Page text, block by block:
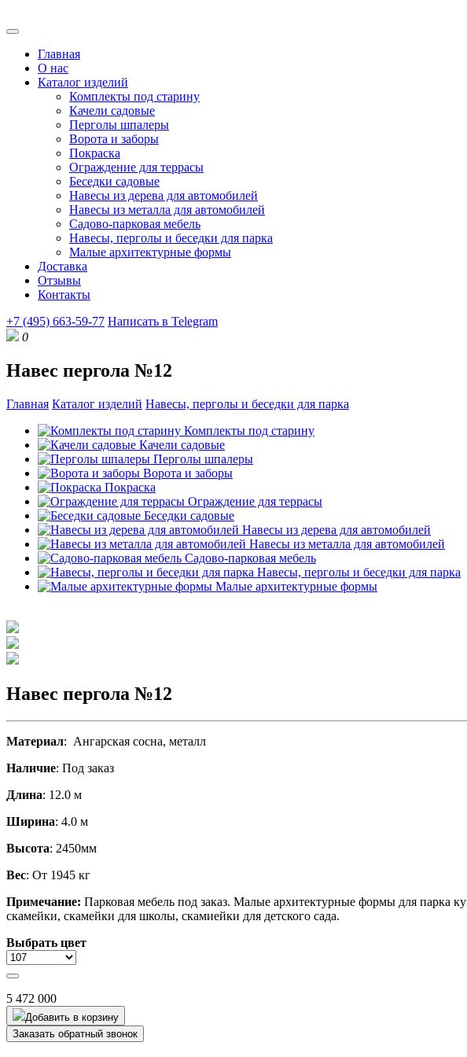
Главная
О нас
Каталог изделий
Комплекты под старину
Качели садовые
Перголы шпалеры
Ворота и заборы
Покраска
Ограждение для террасы
Беседки садовые
Навесы из дерева для автомобилей
Навесы из металла для автомобилей
Садово-парковая мебель
Навесы, перголы и беседки для парка
Малые архитектурные формы
Доставка
Отзывы
Контакты
+7 (495) 663-59-77 Написать в Telegram
0
Навес пергола №12
Главная Каталог изделий Навесы, перголы и беседки для парка
Комплекты под старину
Качели садовые
Перголы шпалеры
Ворота и заборы
Покраска
Ограждение для террасы
Беседки садовые
Навесы из дерева для автомобилей
Навесы из металла для автомобилей
Садово-парковая мебель
Навесы, перголы и беседки для парка
Малые архитектурные формы
Навес пергола №12
Материал: Ангарская сосна, металл
Наличие: Под заказ
Длина: 12.0 м
Ширина: 4.0 м
Высота: 2450мм
Вес: От 1945 кг
Примечание: Парковая мебель под заказ. Малые архитектурные формы для парка
скамейки, скамейки для школы, скамиейки для детского сада.
Выбрать цвет
5 472 000
Добавить в корзину
Заказать обратный звонок